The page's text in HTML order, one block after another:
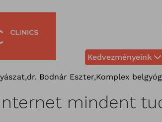
Kedvezményeink
,dr. Bodnár Eszter,Komplex
mindent